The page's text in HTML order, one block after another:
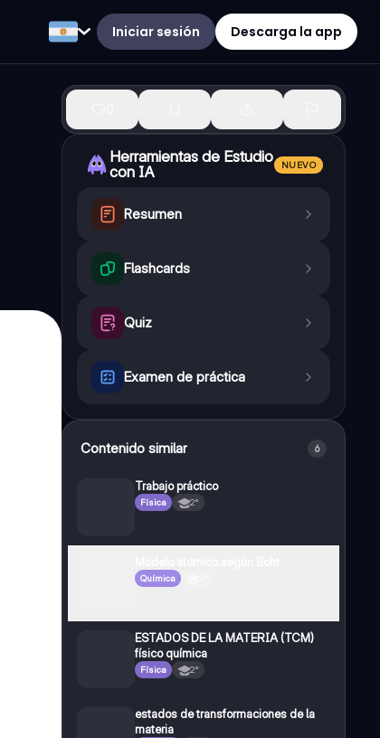
Iniciar sesión Descarga la app
Herramientas de Estudio
con IA
NUEVO
Resumen
Flashcards
Quiz
Examen de práctica
Contenido similar 6
Trabajo práctico
Física 2°
Química
ESTADOS DE LA MATERIA (TCM)
físico química
Física 2°
estados de transformaciones de la
materia